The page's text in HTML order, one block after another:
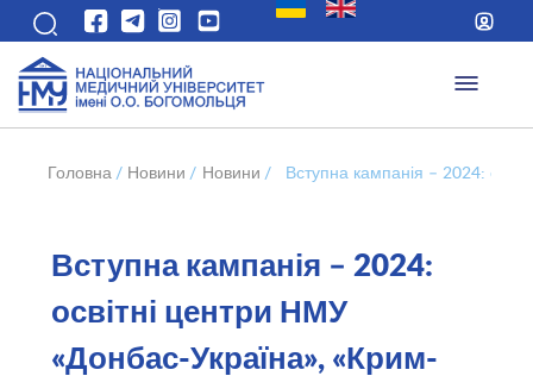
Головна / Новини / Новини / Вступна кампанія – 2024:
Вступна кампанія – 2024:
освітні центри НМУ
«Донбас-Україна», «Крим-